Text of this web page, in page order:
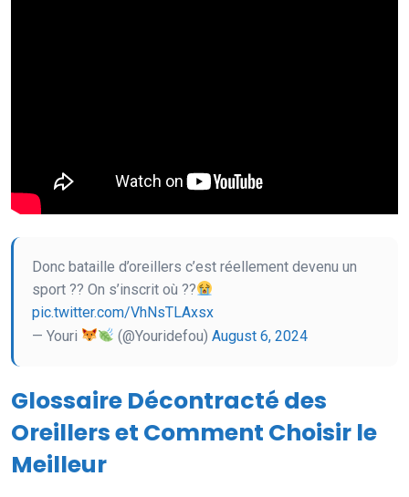
Donc bataille d’oreillers c’est réellement devenu un
sport ?? On s’inscrit où ??
pic.twitter.com/VhNsTLAxsx
— Youri
(@Youridefou)August 6, 2024
Glossaire Décontracté des
Oreillers et Comment Choisir le
Meilleur